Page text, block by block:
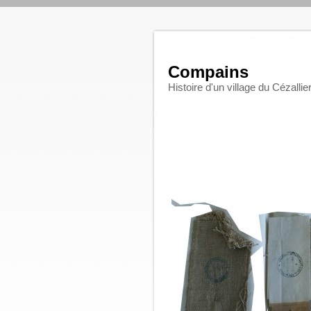
Compains
Histoire d'un village du Cézallier